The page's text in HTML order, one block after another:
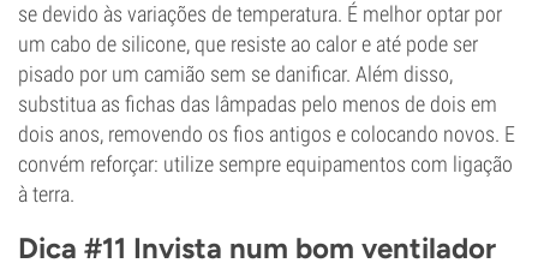
se devido às variações de temperatura. É melhor optar por
um cabo de silicone, que resiste ao calor e até pode ser
pisado por um camião sem se danificar. Além disso,
substitua as fichas das lâmpadas pelo menos de dois em
dois anos, removendo os fios antigos e colocando novos. E
convém reforçar: utilize sempre equipamentos com ligação
à terra.
Dica #11 Invista num bom ventilador